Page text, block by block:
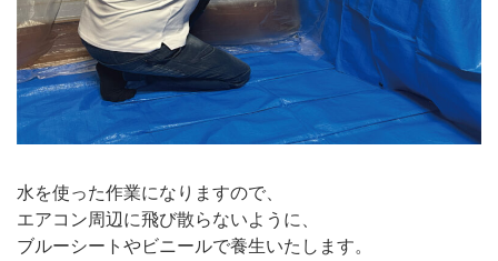
水を使った作業になりますので、
エアコン周辺に飛び散らないように、
ブルーシートやビニールで養生いたします。